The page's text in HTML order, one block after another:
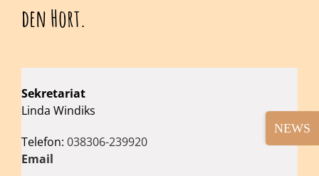
den Hort.
Sekretariat
Linda Windiks
Telefon: 038306-239920
Email
Toggle
Sliding